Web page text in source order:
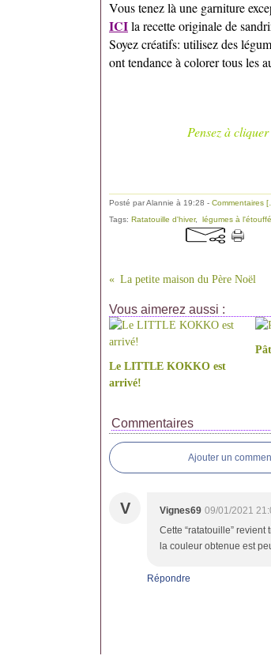
Vous tenez là une garniture
ICIla recette originale de
Soyez créatifs: utilisez des
ont tendance à colorer tous les
Pensez à cliquer sur
Fréquence de
Osez les
Posté par Alannie à 19:28 - Commentaires [
Tags: Ratatouille d'hiver, légumes à
La petite maison du Père Noël
Vous aimerez aussi :
Le LITTLE KOKKO est
arrivé!
Commentaires
Ajouter un
V Vignes69 09/01/2021
Cette “ratatouille”
la couleur obtenue est
Répondre